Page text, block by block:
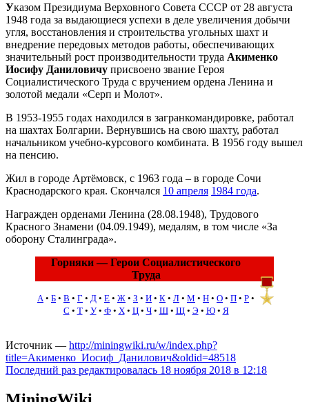
Указом Президиума Верховного Совета СССР от 28 августа
1948 года за выдающиеся успехи в деле увеличения добычи
угля, восстановления и строительства угольных шахт и
внедрение передовых методов работы, обеспечивающих
значительный рост производительности труда Акименко
Иосифу Даниловичу присвоено звание Героя
Социалистического Труда с вручением ордена Ленина и
золотой медали «Серп и Молот».
В 1953-1955 годах находился в загранкомандировке, работал
на шахтах Болгарии. Вернувшись на свою шахту, работал
начальником учебно-курсового комбината. В 1956 году вышел
на пенсию.
Жил в городе Артёмовск, с 1963 года – в городе Сочи
Краснодарского края. Скончался 10 апреля 1984 года.
Награжден орденами Ленина (28.08.1948), Трудового
Красного Знамени (04.09.1949), медалям, в том числе «За
оборону Сталинграда».
Горняки — Герои Социалистического
Труда
А• Б • В • Г • Д • Е • Ж • З • И • К • Л • М • Н • О • П • Р •
С • Т• У• Ф• Х• Ц• Ч• Ш• Щ• Э • Ю• Я
Источник — http://miningwiki.ru/w/index.php?
title=Акименко_Иосиф_Данилович&oldid=48518
Последний раз редактировалась 18 ноября 2018 в 12:18